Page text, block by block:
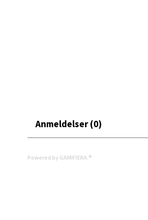
Anmeldelser (0)
Powered by GAMIFIERA.®